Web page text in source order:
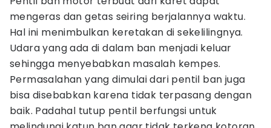
mengeras dan getas seiring berjalannya waktu.
Hal ini menimbulkan keretakan di sekelilingnya.
Udara yang ada di dalam ban menjadi keluar
sehingga menyebabkan masalah kempes.
Permasalahan yang dimulai dari pentil ban juga
bisa disebabkan karena tidak terpasang dengan
baik. Padahal tutup pentil berfungsi untuk